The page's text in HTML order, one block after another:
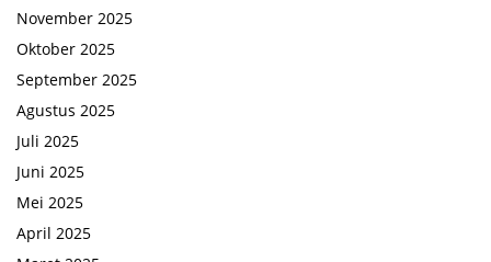
November 2025
Oktober 2025
September 2025
Agustus 2025
Juli 2025
Juni 2025
Mei 2025
April 2025